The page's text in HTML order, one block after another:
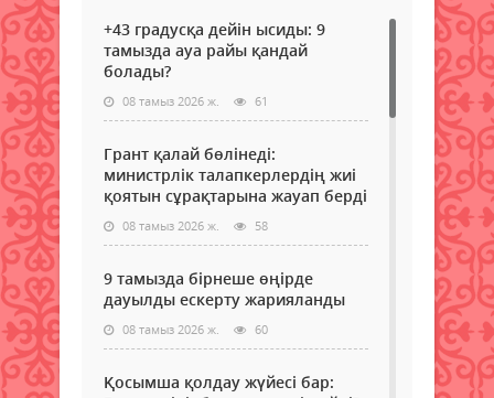
+43 градусқа дейін ысиды: 9
тамызда ауа райы қандай
болады?
08 тамыз 2026 ж. 61
Грант қалай бөлінеді:
министрлік талапкерлердің жиі
қоятын сұрақтарына жауап берді
08 тамыз 2026 ж. 58
9 тамызда бірнеше өңірде
дауылды ескерту жарияланды
08 тамыз 2026 ж. 60
Қосымша қолдау жүйесі бар: